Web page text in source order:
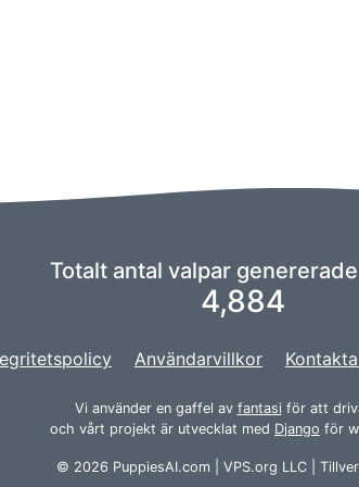
Totalt antal valpar
4,884
Användarvillkor
Vi använder en gaffel av fantasi för att
och vårt projekt är utvecklat med Django för
© 2026 PuppiesAI.com | VPS.org LLC |